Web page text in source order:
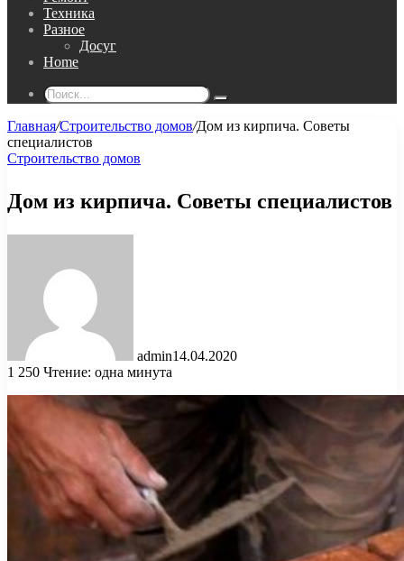
Техника
Разное
Досуг
Home
Поиск...
Главная/Строительство домов/Дом из кирпича. Советы
специалистов
Строительство домов
Дом из кирпича. Советы специалистов
admin14.04.2020
1 250 Чтение: одна минута